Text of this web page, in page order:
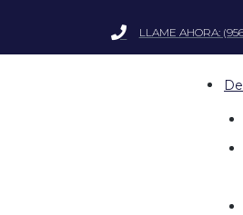
LLAME AHORA: